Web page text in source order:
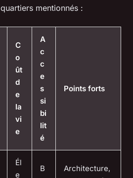
mentionnés :
C
o
ût
d
e
la
vi
e
A
c
c
e
s
si
bi
lit
é
Points forts
Él
e
B
Architecture,